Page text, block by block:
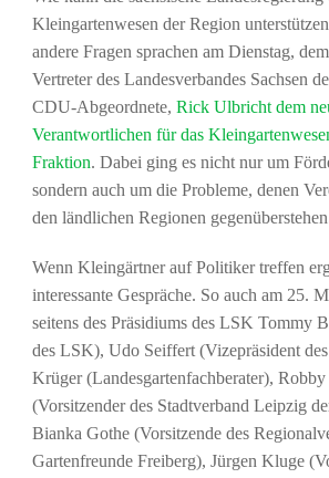
Kleingartenwesen der Region
andere Fragen sprachen am Dienstag,
Vertreter des Landesverbandes Sachsen
CDU-Abgeordnete, Rick Ulbricht dem
Verantwortlichen für das
Fraktion. Dabei ging es nicht nur um
sondern auch um die Probleme, denen
den ländlichen Regionen
Wenn Kleingärtner auf Politiker treffen
interessante Gespräche. So auch am 25.
seitens des Präsidiums des LSK Tommy
des LSK), Udo Seiffert (Vizepräsident
Krüger (Landesgartenfachberater),
(Vorsitzender des Stadtverband Leipzig
Bianka Gothe (Vorsitzende des
Gartenfreunde Freiberg), Jürgen Kluge